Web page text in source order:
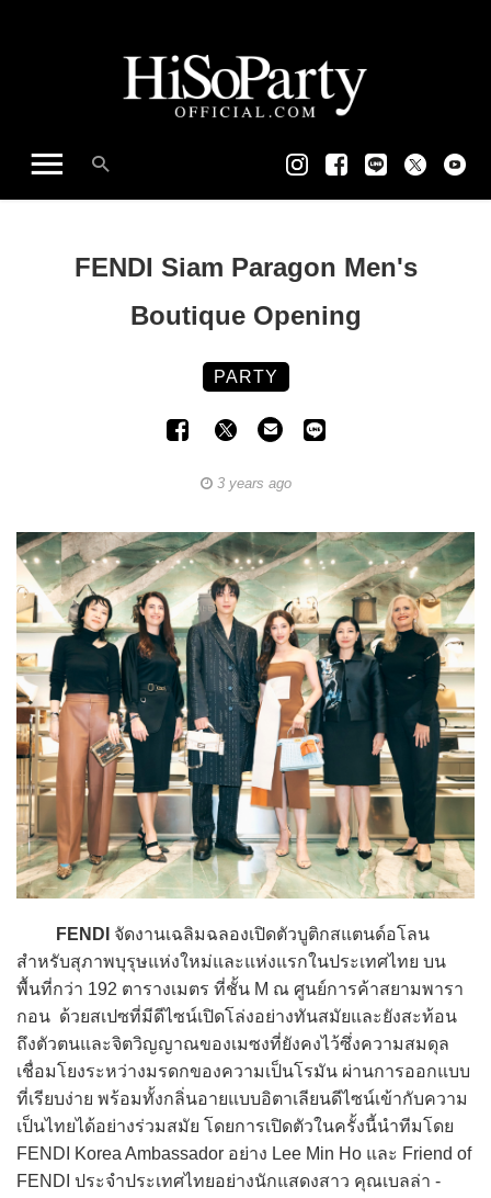
FENDI Siam Paragon Men's
Boutique Opening
PARTY
3 years ago
FENDI จัดงานเฉลิมฉลองเปิดตัวบูติกสแตนด์อโลน
สำหรับสุภาพบุรุษแห่งใหม่และแห่งแรกในประเทศไทย บน
พื้นที่กว่า 192 ตารางเมตร ที่ชั้น M ณ ศูนย์การค้าสยามพารา
กอน ด้วยสเปซที่มีดีไซน์เปิดโล่งอย่างทันสมัยและยังสะท้อน
ถึงตัวตนและจิตวิญญาณของเมซงที่ยังคงไว้ซึ่งความสมดุล
เชื่อมโยงระหว่างมรดกของความเป็นโรมัน ผ่านการออกแบบ
ที่เรียบง่าย พร้อมทั้งกลิ่นอายแบบอิตาเลียนดีไซน์เข้ากับความ
เป็นไทยได้อย่างร่วมสมัย โดยการเปิดตัวในครั้งนี้นำทีมโดย
FENDI Korea Ambassador อย่าง Lee Min Ho และ Friend of
FENDI ประจำประเทศไทยอย่างนักแสดงสาว คุณเบลล่า -